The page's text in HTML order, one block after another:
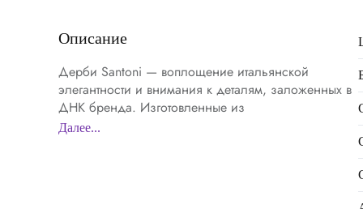
Описание
Дерби Santoni — воплощение итальянской
элегантности и внимания к деталям, заложенных в
ДНК бренда. Изготовленные из
высококачественной натуральной кожи в
Далее...